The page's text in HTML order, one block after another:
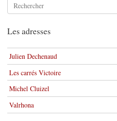
Les adresses
Julien Dechenaud
Les carrés Victoire
Michel Cluizel
Valrhona